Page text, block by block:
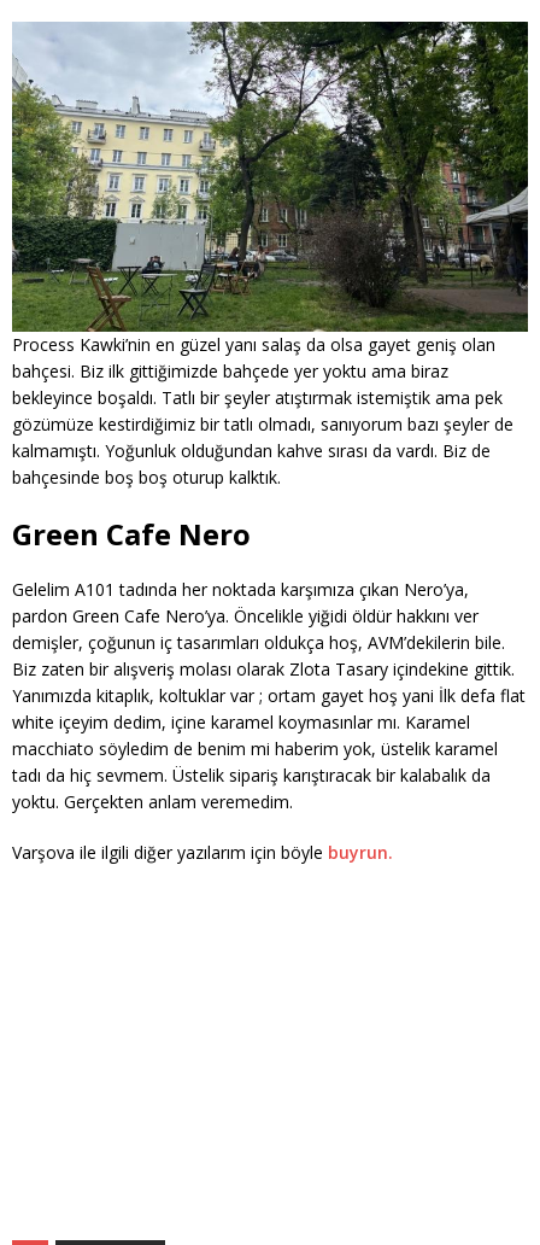
Process Kawki’nin en güzel yanı salaş da olsa gayet geniş olan
bahçesi. Biz ilk gittiğimizde bahçede yer yoktu ama biraz
bekleyince boşaldı. Tatlı bir şeyler atıştırmak istemiştik ama pek
gözümüze kestirdiğimiz bir tatlı olmadı, sanıyorum bazı şeyler de
kalmamıştı. Yoğunluk olduğundan kahve sırası da vardı. Biz de
bahçesinde boş boş oturup kalktık.
Green Cafe Nero
Gelelim A101 tadında her noktada karşımıza çıkan Nero’ya,
pardon Green Cafe Nero’ya. Öncelikle yiğidi öldür hakkını ver
demişler, çoğunun iç tasarımları oldukça hoş, AVM’dekilerin bile.
Biz zaten bir alışveriş molası olarak Zlota Tasary içindekine gittik.
Yanımızda kitaplık, koltuklar var ; ortam gayet hoş yani İlk defa flat
white içeyim dedim, içine karamel koymasınlar mı. Karamel
macchiato söyledim de benim mi haberim yok, üstelik karamel
tadı da hiç sevmem. Üstelik sipariş karıştıracak bir kalabalık da
yoktu. Gerçekten anlam veremedim.
Varşova ile ilgili diğer yazılarım için böyle buyrun.